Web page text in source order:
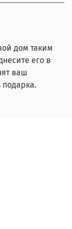
дом таким
его в
ваш